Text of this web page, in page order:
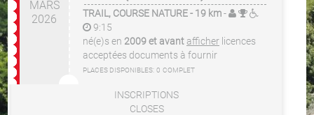
MARS
2026
TRAIL, COURSE NATURE- 19 km-
9:15
né(e)s en 2009 et avantafficher licences
acceptées documents à fournir
PLACES DISPONIBLES: 0 COMPLET
INSCRIPTIONS
CLOSES